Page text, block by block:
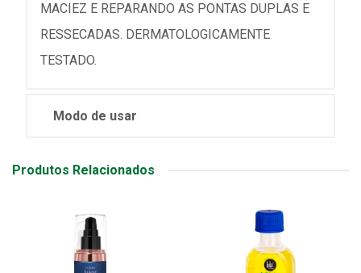
MACIEZ E REPARANDO AS PONTAS DUPLAS E
RESSECADAS. DERMATOLOGICAMENTE
TESTADO.
Modo de usar
Produtos Relacionados